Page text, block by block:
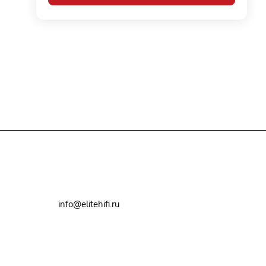
info@elitehifi.ru